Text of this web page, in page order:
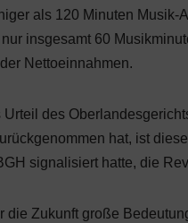
als 120 Minuten Musik-
insgesamt 60
Nettoeinnahmen.
des
hat, ist
signalisiert hatte, die
die Zukunft große